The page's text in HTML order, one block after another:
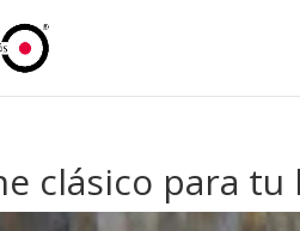
clásico para tu